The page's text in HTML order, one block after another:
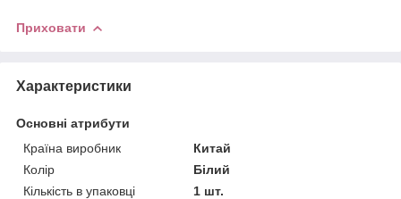
Приховати
Характеристики
Основні атрибути
Країна виробник
Китай
Колір
Білий
Кількість в упаковці
1 шт.